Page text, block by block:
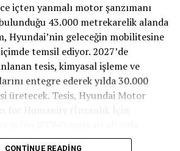
TOGG T10Xgibi yüksek tork
araçlarda, lastiğin zemine
daha kritiktir.E-carturkiyeekibi
Petlas Snowmaster 2
yapısıyla elektrikli araçların
içten yanmalı motor şanzımanı
43.000 metrekarelik alanda
Hyundai’nin geleceğin mobilitesine
temsil ediyor. 2027’de
tesis, kimyasal işleme ve
entegre ederek yılda 30.000
üretecek. Tesis, Hyundai Motor
for Humanity (İnsanlık İçin
CONTINUE READING